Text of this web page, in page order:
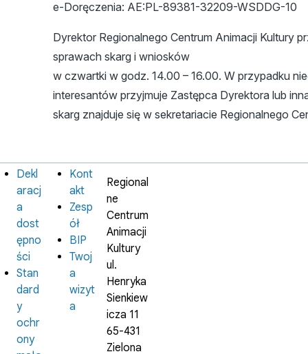
e-Doręczenia: AE:PL-89381-32209-WSDDG-10
Dyrektor Regionalnego Centrum Animacji Kultury
sprawach skarg i wniosków
w czwartki w godz. 14.00 – 16.00. W przypadku
interesantów przyjmuje Zastępca Dyrektora lub
skarg znajduje się w sekretariacie Regionalnego
Informacje
prawne
Dekl
aracj
a
dost
ępno
ści
Stan
dard
y
ochr
ony
Instytucja
Kont
akt
Zesp
ół
BIP
Twoj
a
wizyt
a
Regional
ne
Centrum
Animacji
Kultury
ul.
Henryka
Sienkiew
icza 11
65-431
Zielona